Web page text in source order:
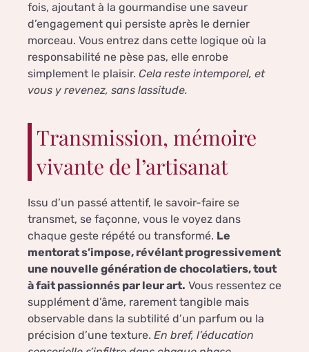
fois, ajoutant à la gourmandise une saveur
d’engagement qui persiste après le dernier
morceau. Vous entrez dans cette logique où la
responsabilité ne pèse pas, elle enrobe
simplement le plaisir. Cela reste intemporel, et
vous y revenez, sans lassitude.
Transmission, mémoire
vivante de l’artisanat
Issu d’un passé attentif, le savoir-faire se
transmet, se façonne, vous le voyez dans
chaque geste répété ou transformé. Le
mentorat s’impose, révélant progressivement
une nouvelle génération de chocolatiers, tout
à fait passionnés par leur art. Vous ressentez ce
supplément d’âme, rarement tangible mais
observable dans la subtilité d’un parfum ou la
précision d’une texture. En bref, l’éducation